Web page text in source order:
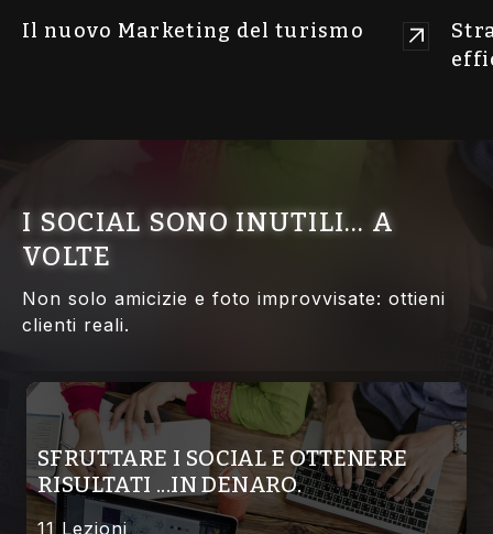
Il nuovo Marketing del turismo
I SOCIAL SONO INUTILI… A
VOLTE
Non solo amicizie e foto improvvisate: ottieni
clienti reali.
SFRUTTARE I SOCIAL E OTTENERE
RISULTATI ...IN DENARO.
11 Lezioni